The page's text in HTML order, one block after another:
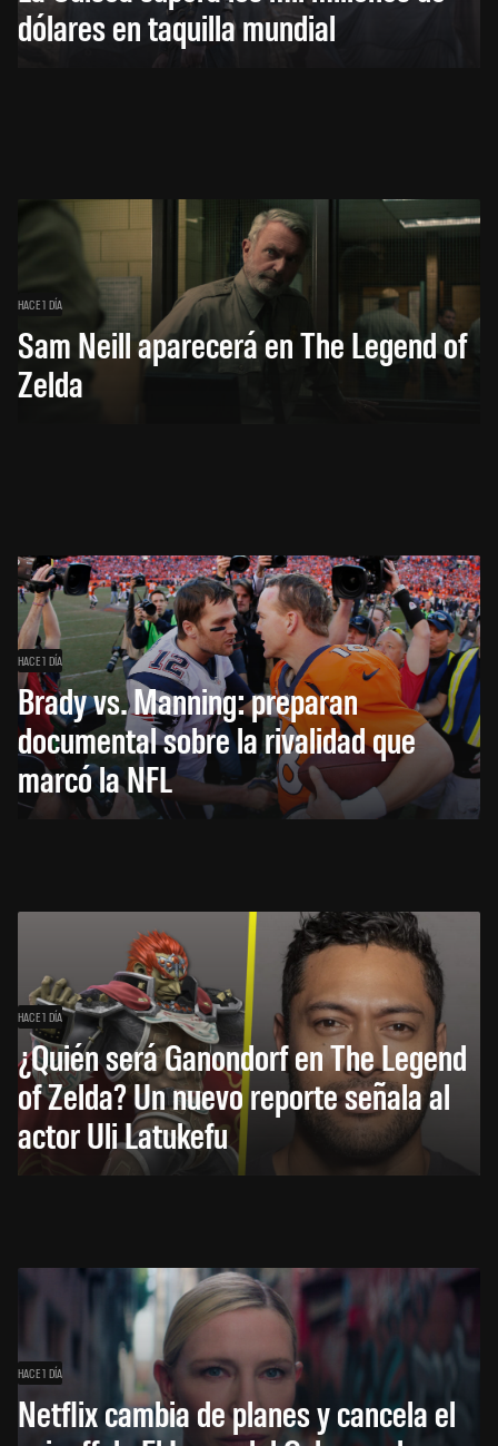
dólares en taquilla mundial
HACE 1 DÍA
Sam Neill aparecerá en The Legend of
Zelda
HACE 1 DÍA
Brady vs. Manning: preparan
documental sobre la rivalidad que
marcó la NFL
HACE 1 DÍA
¿Quién será Ganondorf en The Legend
of Zelda? Un nuevo reporte señala al
actor Uli Latukefu
HACE 1 DÍA
Netflix cambia de planes y cancela el